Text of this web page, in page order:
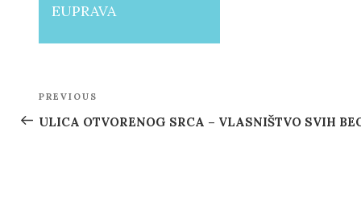
EUPRAVA
Post
navigation
Previous
Post
PREVIOUS
ULICA OTVORENOG SRCA – VLASNIŠTVO SVIH